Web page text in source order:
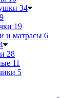
34
9
19
и матрасы 6
28
11
5